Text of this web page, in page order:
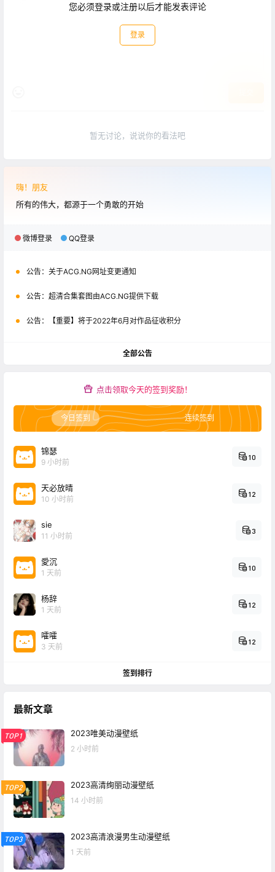
您必须登录或注册以后才能发表评论
登录
暂无讨论，说说你的看法吧
嗨！朋友
所有的伟大，都源于一个勇敢的开始
微博登录 QQ登录
公告： 关于ACG.NG网址变更通知
公告： 超清合集套图由ACG.NG提供下载
公告： 【重要】将于2022年6月对作品征收积分
全部公告
点击领取今天的签到奖励！
今日签到 连续签到
锦瑟
9 小时前
10
天必放晴
10 小时前
12
sie
11 小时前
3
愛沉
1 天前
10
杨辞
1 天前
12
嚯嚯
3 天前
12
签到排行
最新文章
TOP1 2023唯美动漫壁纸
2 小时前
TOP2 2023高清绚丽动漫壁纸
14 小时前
TOP3 2023高清浪漫男生动漫壁纸
1 天前